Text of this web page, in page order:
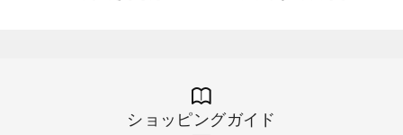
ショッピングガイド